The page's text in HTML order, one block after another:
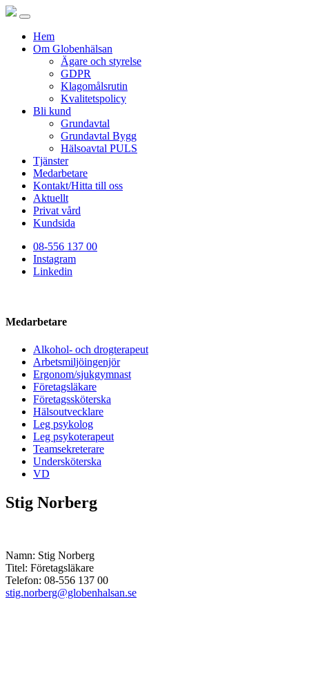
Hem
Om Globenhälsan
Ägare och styrelse
GDPR
Klagomålsrutin
Kvalitetspolicy
Bli kund
Grundavtal
Grundavtal Bygg
Hälsoavtal PULS
Tjänster
Medarbetare
Kontakt/Hitta till oss
Aktuellt
Privat vård
Kundsida
08-556 137 00
Instagram
Linkedin
Medarbetare
Alkohol- och drogterapeut
Arbetsmiljöingenjör
Ergonom/sjukgymnast
Företagsläkare
Företagssköterska
Hälsoutvecklare
Leg psykolog
Leg psykoterapeut
Teamsekreterare
Undersköterska
VD
Stig Norberg
Namn: Stig Norberg
Titel: Företagsläkare
Telefon: 08-556 137 00
stig.norberg@globenhalsan.se